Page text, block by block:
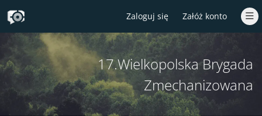
Zaloguj się Załóż konto
17.Wielkopolska Brygada
Zmechanizowana